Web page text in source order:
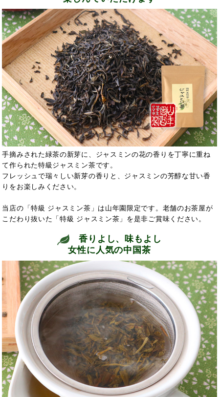
手摘みされた緑茶の新芽に、ジャスミンの花の香りを丁寧に重ね
て作られた特級ジャスミン茶です。
フレッシュで瑞々しい新芽の香りと、ジャスミンの芳醇な甘い香
りをお楽しみください。
当店の「特級 ジャスミン茶」は山年園限定です。老舗のお茶屋が
こだわり抜いた「特級 ジャスミン茶」を是非ご賞味ください。
香りよし、味もよし
女性に人気の中国茶